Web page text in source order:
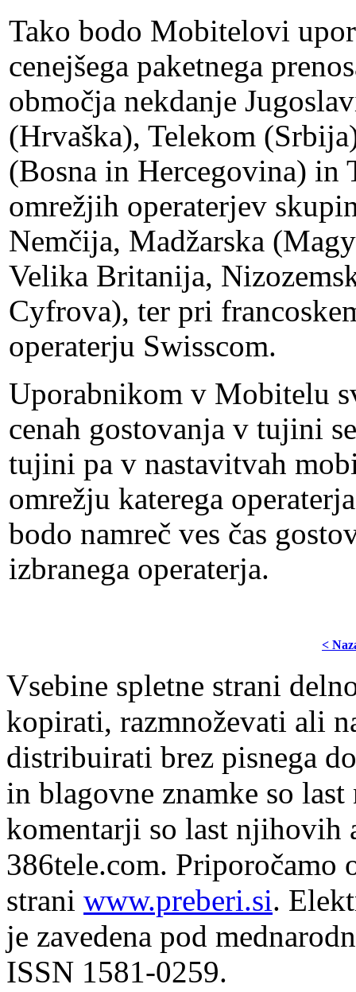
Tako bodo Mobitelovi
cenejšega paketnega
območja nekdanje
(Hrvaška), Telekom
(Bosna in Hercegovina)
omrežjih operaterjev
Nemčija, Madžarska
Velika Britanija,
Cyfrova), ter pri
operaterju Swisscom.
Uporabnikom v Mobitelu
cenah gostovanja v tujini
tujini pa v nastavitvah
omrežju katerega
bodo namreč ves čas
izbranega operaterja.
<
Vsebine spletne strani
kopirati, razmnoževati ali
distribuirati brez pisnega
in blagovne znamke so
komentarji so last njihovih
386tele.com. Priporočamo
strani www.preberi.si.
je zavedena pod
ISSN 1581-0259.